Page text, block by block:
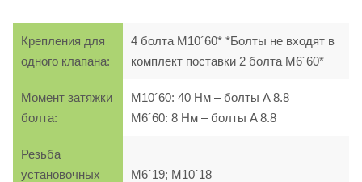
Крепления для
одного клапана:
4 болта M10´60* *Болты не входят в
комплект поставки 2 болта M6´60*
Момент затяжки
болта:
M10´60: 40 Нм – болты A 8.8
M6´60: 8 Нм – болты A 8.8
Резьба
установочных
M6´19; M10´18